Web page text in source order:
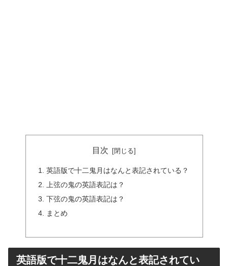
目次
英語版で十二鬼月はなんと表記されている？
上弦の鬼の英語表記は？
下弦の鬼の英語表記は？
まとめ
英語版で十二鬼月はなんと表記されてい